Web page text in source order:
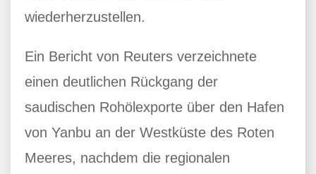
wiederherzustellen.
Ein Bericht von Reuters verzeichnete
einen deutlichen Rückgang der
saudischen Rohölexporte über den Hafen
von Yanbu an der Westküste des Roten
Meeres, nachdem die regionalen